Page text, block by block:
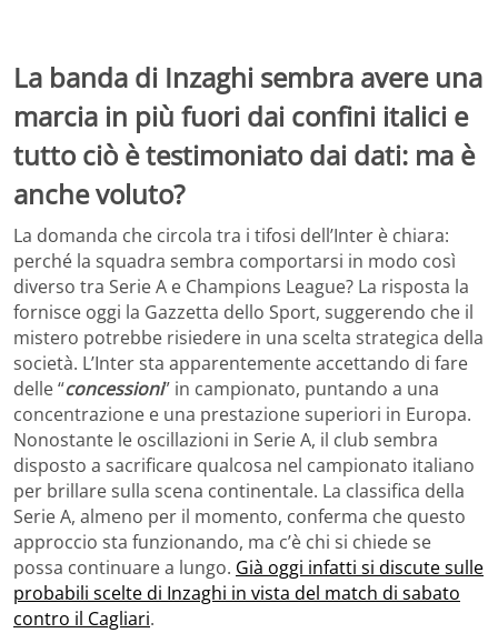
La banda di Inzaghi sembra avere una
marcia in più fuori dai confini italici e
tutto ciò è testimoniato dai dati: ma è
anche voluto?
La domanda che circola tra i tifosi dell’Inter è chiara:
perché la squadra sembra comportarsi in modo così
diverso tra Serie A e Champions League? La risposta la
fornisce oggi la Gazzetta dello Sport, suggerendo che il
mistero potrebbe risiedere in una scelta strategica della
società. L’Inter sta apparentemente accettando di fare
delle “concessioni” in campionato, puntando a una
concentrazione e una prestazione superiori in Europa.
Nonostante le oscillazioni in Serie A, il club sembra
disposto a sacrificare qualcosa nel campionato italiano
per brillare sulla scena continentale. La classifica della
Serie A, almeno per il momento, conferma che questo
approccio sta funzionando, ma c’è chi si chiede se
possa continuare a lungo. Già oggi infatti si discute sulle
probabili scelte di Inzaghi in vista del match di sabato
contro il Cagliari.